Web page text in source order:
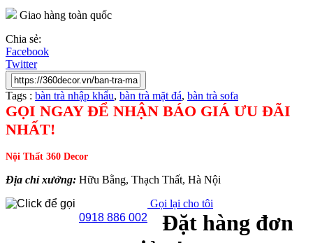
Giao hàng toàn quốc
Chia sẻ:
Facebook
Twitter
Tags : bàn trà nhập khẩu, bàn trà mặt đá, bàn trà sofa
GỌI NGAY ĐỂ NHẬN BÁO GIÁ ƯU ĐÃI
NHẤT!
Nội Thất 360 Decor
Địa chỉ xưởng: Hữu Bằng, Thạch Thất, Hà Nội
0918 886 002
Gọi lại cho tôi
Đặt hàng đơn